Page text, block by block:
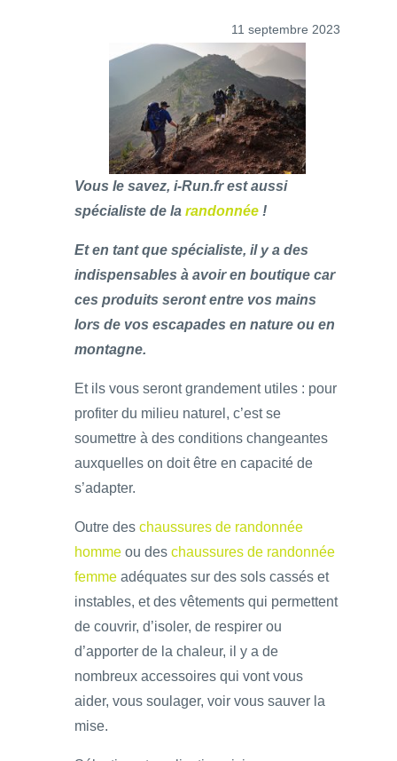
11 septembre 2023
Vous le savez, i-Run.fr est aussi
spécialiste de la randonnée !
Et en tant que spécialiste, il y a des
indispensables à avoir en boutique car
ces produits seront entre vos mains
lors de vos escapades en nature ou en
montagne.
Et ils vous seront grandement utiles : pour
profiter du milieu naturel, c’est se
soumettre à des conditions changeantes
auxquelles on doit être en capacité de
s’adapter.
Outre des chaussures de randonnée
homme ou des chaussures de randonnée
femme adéquates sur des sols cassés et
instables, et des vêtements qui permettent
de couvrir, d’isoler, de respirer ou
d’apporter de la chaleur, il y a de
nombreux accessoires qui vont vous
aider, vous soulager, voir vous sauver la
mise.